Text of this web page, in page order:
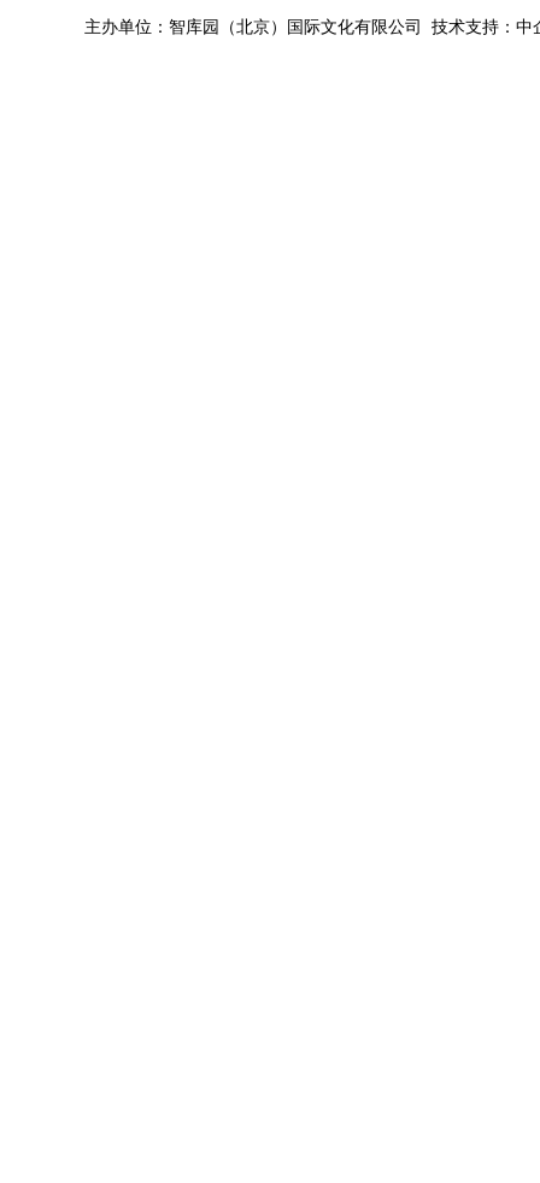
主办单位：智库园（北京）国际文化有限公司 技术支持：